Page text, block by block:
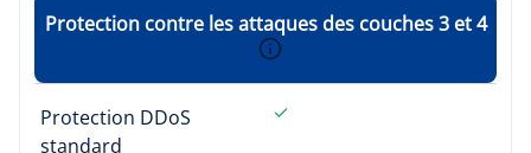
Protection contre les attaques des couches 3 et 4
Protection DDoS
standard